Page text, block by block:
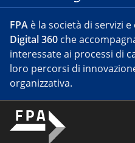
FPA è la società di servizi
Digital 360 che
interessate ai processi di
loro percorsi di
organizzativa.